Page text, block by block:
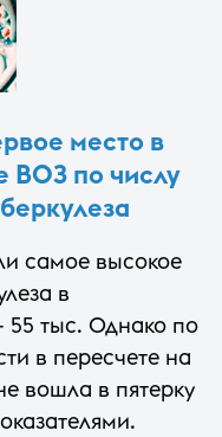
место в
ВОЗ по числу
самое высокое
в
тыс. Однако по
в пересчете на
вошла в пятерку